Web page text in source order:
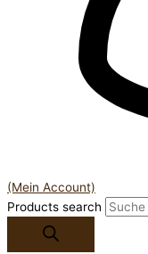
(Mein Account)
Products search